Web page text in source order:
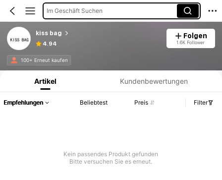
Im Geschäft Suchen
kiss bag
4.94
Folgen
1.6K Follower
100+ Erneut kaufen
Produktinformation: Preisangabe, Verkaufs- und Lagerbestandsdetails.
Artikel Kundenbewertungen
Empfehlungen Beliebtest Preis Filter
Kein passendes Produkt gefunden
Bitte versuchen Sie es erneut.